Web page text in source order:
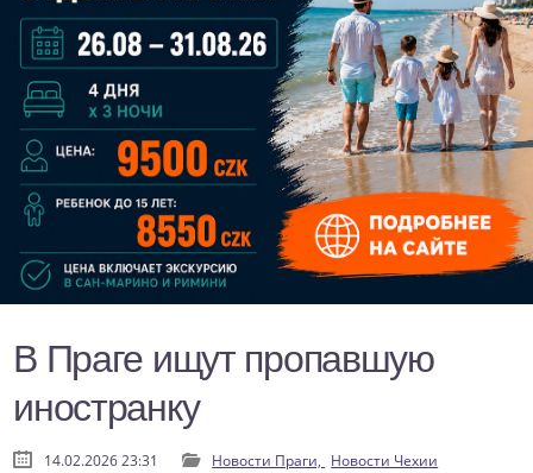
В Праге ищут пропавшую
иностранку
14.02.2026 23:31 Новости Праги, Новости Чехии